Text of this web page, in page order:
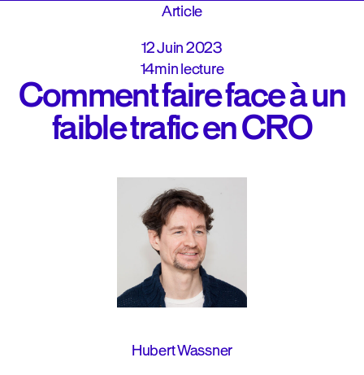
Article
12 Juin 2023
14min lecture
Comment faire face à un
faible trafic en CRO
Hubert Wassner